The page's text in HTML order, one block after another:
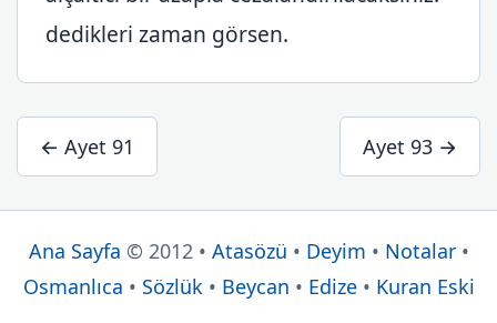
dedikleri zaman görsen.
← Ayet 91 Ayet 93 →
Ana Sayfa © 2012 • Atasözü • Deyim • Notalar•
Osmanlıca • Sözlük• Beycan • Edize• Kuran Eski